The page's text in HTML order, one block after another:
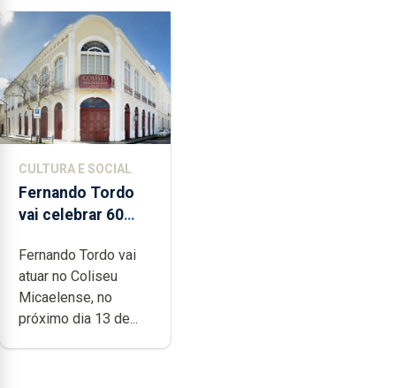
CULTURA E SOCIAL
Fernando Tordo
vai celebrar 60
no Coliseu
Micaelense
Fernando Tordo vai
atuar no Coliseu
Micaelense, no
próximo dia 13 de...